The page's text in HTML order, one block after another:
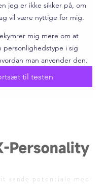
jeg er ikke sikker på, om
vil være nyttige for mig.
mig mere om at
personlighedstype i sig
man anvender den.
til testen
sande potentiale med